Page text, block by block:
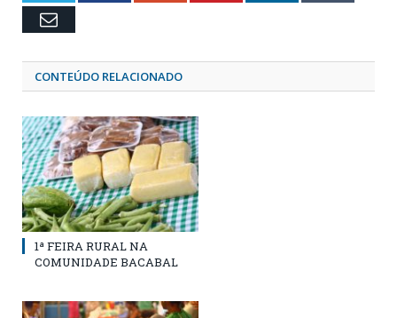
Email
CONTEÚDO RELACIONADO
1ª FEIRA RURAL NA
COMUNIDADE BACABAL